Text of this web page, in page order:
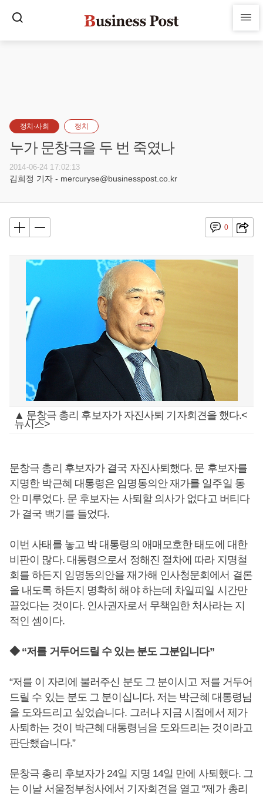
정치·사회 정치
누가 문창극을 두 번 죽였나
2014-06-24 17:02:13
김희정 기자 - mercuryse@businesspost.co.kr
0
▲ 문창극 총리 후보자가 자진사퇴 기자회견을 했다.<
뉴시스>
문창극 총리 후보자가 결국 자진사퇴했다. 문 후보자를
지명한 박근혜 대통령은 임명동의안 재가를 일주일 동
안 미루었다. 문 후보자는 사퇴할 의사가 없다고 버티다
가 결국 백기를 들었다.
이번 사태를 놓고 박 대통령의 애매모호한 태도에 대한
비판이 많다. 대통령으로서 정해진 절차에 따라 지명철
회를 하든지 임명동의안을 재가해 인사청문회에서 결론
을 내도록 하든지 명확히 해야 하는데 차일피일 시간만
끌었다는 것이다. 인사권자로서 무책임한 처사라는 지
적인 셈이다.
◆ “저를 거두어드릴 수 있는 분도 그분입니다”
“저를 이 자리에 불러주신 분도 그 분이시고 저를 거두어
드릴 수 있는 분도 그 분이십니다. 저는 박근혜 대통령님
을 도와드리고 싶었습니다. 그러나 지금 시점에서 제가
사퇴하는 것이 박근혜 대통령님을 도와드리는 것이라고
판단했습니다.”
문창극 총리 후보자가 24일 지명 14일 만에 사퇴했다. 그
는 이날 서울정부청사에서 기자회견을 열고 “제가 총리